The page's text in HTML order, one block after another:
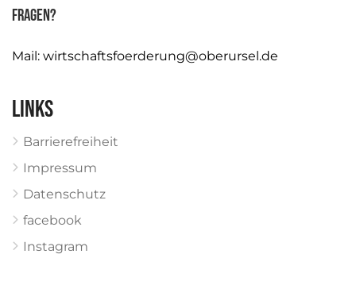
Fragen?
Mail: wirtschaftsfoerderung@oberursel.de
Links
Barrierefreiheit
Impressum
Datenschutz
facebook
Instagram